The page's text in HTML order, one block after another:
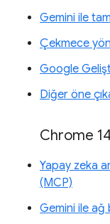
Gemini ile
Çekmece
Google
Diğer öne
Chrome
Yapay zeka
(MCP)
Gemini ile ağ